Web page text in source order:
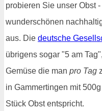
probieren Sie unser Obst
wunderschönen
aus. Die deutsche
übrigens sogar "5 am
Gemüse die man pro Tag
in Gammertingen mit
Stück Obst entspricht.